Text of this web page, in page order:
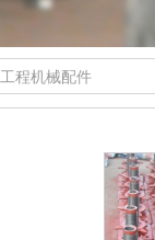
工程机械配件